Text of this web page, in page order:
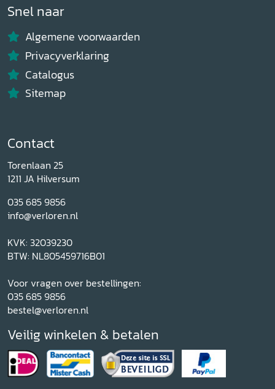
Snel naar
Algemene voorwaarden
Privacyverklaring
Catalogus
Sitemap
Contact
Torenlaan 25
1211 JA Hilversum
035 685 9856
info@verloren.nl
KVK: 32039230
BTW: NL805459716B01
Voor vragen over bestellingen:
035 685 9856
bestel@verloren.nl
Veilig winkelen & betalen